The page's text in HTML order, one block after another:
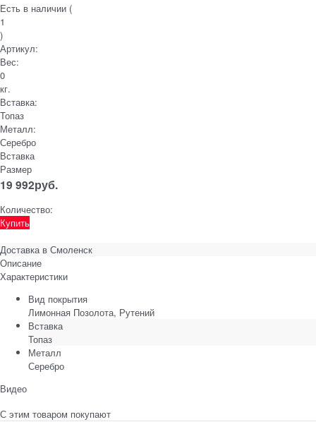
Есть в наличии (
1
)
Артикул:
Вес:
0
кг.
Вставка:
Топаз
Металл:
Серебро
Вставка
Размер
19 992руб.
Количество:
Купить
Доставка в Смоленск
Описание
Характеристики
Вид покрытия
Лимонная Позолота, Рутений
Вставка
Топаз
Металл
Серебро
Видео
С этим товаром покупают